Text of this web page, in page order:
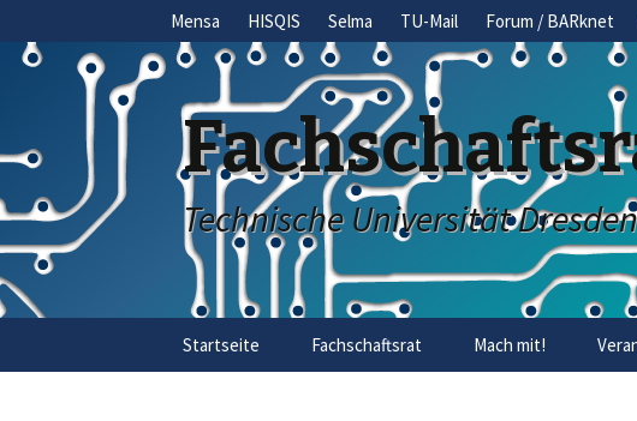
Mensa HISQIS Selma TU-Mail Forum / BARknet
Technische Universität Dresden
Startseite Fachschaftsrat Mach mit!